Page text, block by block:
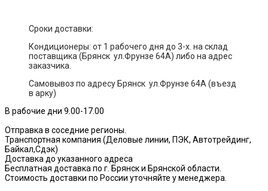
Сроки доставки:
Кондиционеры: от 1 рабочего дня до 3-х. на склад
поставщика (Брянск ул.Фрунзе 64А) либо на адрес
заказчика.
Самовывоз по адресу Брянск ул.Фрунзе 64А (въезд
в арку)
В рабочие дни 9.00-17.00
Отправка в соседние регионы.
Транспортная компания (Деловые линии, ПЭК, Автотрейдинг,
Байкал,Сдэк)
Доставка до указанного адреса
Бесплатная доставка по г. Брянск и Брянской области.
Стоимость доставки по России уточняйте у менеджера.